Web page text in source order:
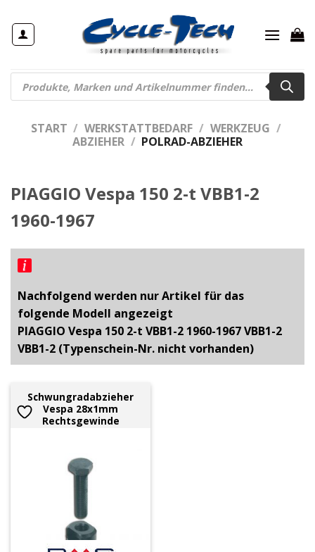
Inhalt
springen
Products
search
START / WERKSTATTBEDARF / WERKZEUG /
ABZIEHER / POLRAD-ABZIEHER
PIAGGIO Vespa 150 2-t VBB1-2
1960-1967
Nachfolgend werden nur Artikel für das
folgende Modell angezeigt
PIAGGIO Vespa 150 2-t VBB1-2 1960-1967 VBB1-2
VBB1-2 (Typenschein-Nr. nicht vorhanden)
Schwungradabzieher
Vespa 28x1mm
Rechtsgewinde